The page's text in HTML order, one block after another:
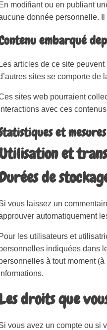
En modifiant ou en publiant
donnée personnelle. Il
embarqué
Les articles de ce site
sites se comporte de
sites web pourraient
avec ces
et
et
de
vous laissez un
automatiquement
Pour les utilisateurs et
indiquées dans
à tout moment
droits que
vous avez un compte ou si